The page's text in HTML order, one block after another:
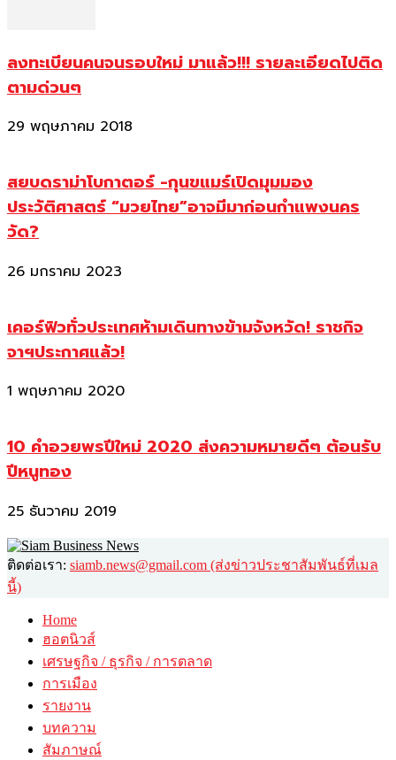
ลงทะเบียนคนจนรอบใหม่ มาแล้ว!!! รายละเอียดไปติด
ตามด่วนๆ
29 พฤษภาคม 2018
สยบดราม่าโบกาตอร์ -กุนขแมร์เปิดมุมมอง
ประวัติศาสตร์ “มวยไทย”อาจมีมาก่อนกำแพงนคร
วัด?
26 มกราคม 2023
เคอร์ฟิวทั่วประเทศห้ามเดินทางข้ามจังหวัด! ราชกิจ
จาฯประกาศแล้ว!
1 พฤษภาคม 2020
10 คำอวยพรปีใหม่ 2020 ส่งความหมายดีๆ ต้อนรับ
ปีหนูทอง
25 ธันวาคม 2019
ติดต่อเรา: siamb.news@gmail.com (ส่งข่าวประชาสัมพันธ์ที่เมล
นี้)
Home
ฮอตนิวส์
เศรษฐกิจ / ธุรกิจ / การตลาด
การเมือง
รายงาน
บทความ
สัมภาษณ์